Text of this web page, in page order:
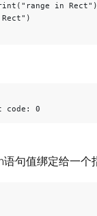
in Rect") //
句值绑定给一个